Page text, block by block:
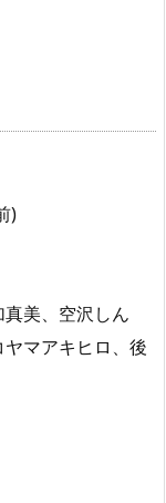
)
美、空沢しん
マアキヒロ、後